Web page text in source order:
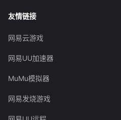
友情链接
网易云游戏
网易UU加速器
MuMu模拟器
网易发烧游戏